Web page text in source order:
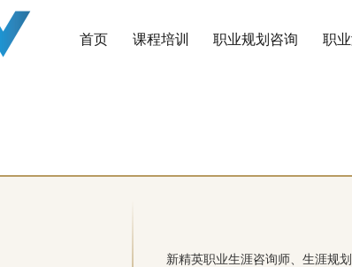
首页 课程培训 职业规划咨询 职
新精英职业生涯咨询师、生涯规